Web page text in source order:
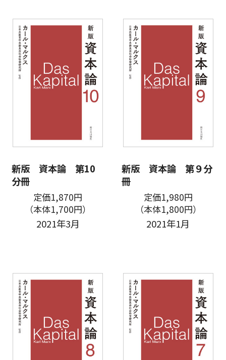
新版 資本論 第10
分冊
定価1,870円
（本体1,700円）
2021年3月
新版 資本論 第９分
冊
定価1,980円
（本体1,800円）
2021年1月